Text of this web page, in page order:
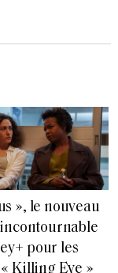
», le nouveau
pour les
Killing Eve »